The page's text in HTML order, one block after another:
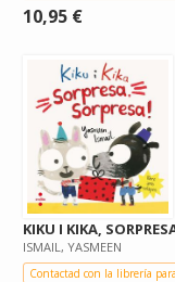
10,95 €
KIKU I KIKA,
ISMAIL, YASMEEN
Contactad con la librería